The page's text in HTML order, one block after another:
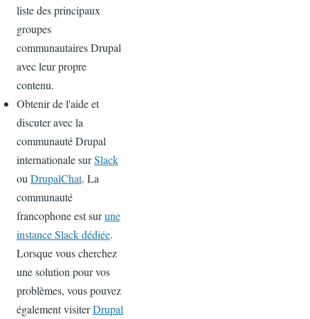
liste des principaux
groupes
communautaires Drupal
avec leur propre
contenu.
Obtenir de l'aide et
discuter avec la
communauté Drupal
internationale surSlack
ou DrupalChat. La
communauté
francophone est surune
instance Slack dédiée.
Lorsque vous cherchez
une solution pour vos
problèmes, vous pouvez
également visiterDrupal